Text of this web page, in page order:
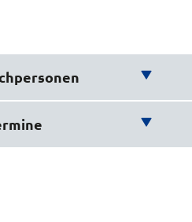
und Teilhabe